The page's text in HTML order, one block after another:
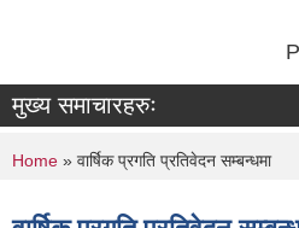
मुख्य समाचारहरुः
You are here
Home » वार्षिक प्रगति प्रतिवेदन सम्बन्धमा